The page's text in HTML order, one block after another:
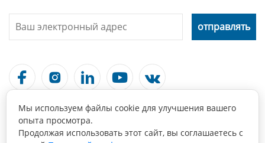
    
Связаться С Нами
Мы используем файлы cookie для улучшения вашего
опыта просмотра.
Продолжая использовать этот сайт, вы соглашаетесь с